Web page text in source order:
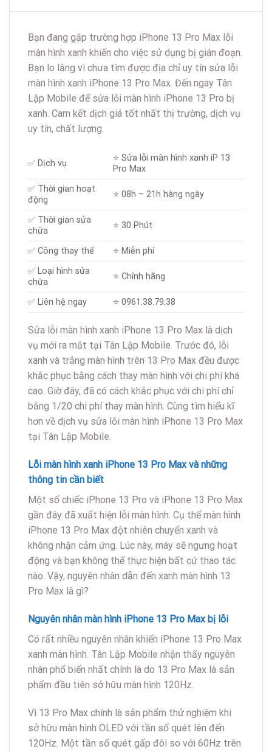
Bạn đang gặp trường hợp iPhone 13 Pro Max lỗi
màn hình xanh khiến cho việc sử dụng bị gián đoạn.
Bạn lo lắng vì chưa tìm được địa chỉ uy tín sửa lỗi
màn hình xanh iPhone 13 Pro Max. Đến ngay Tân
Lập Mobile để sửa lỗi màn hình iPhone 13 Pro bị
xanh. Cam kết dịch giá tốt nhất thị trường, dịch vụ
uy tín, chất lượng.
✅ Dịch vụ
⭐️ Sửa lỗi màn hình xanh iP 13
Pro Max
✅ Thời gian hoạt
động
⭐️ 08h – 21h hàng ngày
✅ Thời gian sửa
chữa
⭐️ 30 Phút
✅ Công thay thế
⭐️ Miễn phí
✅ Loại hình sửa
chữa
⭐️ Chính hãng
✅ Liên hệ ngay ⭐️0961.38.79.38
Sửa lỗi màn hình xanh iPhone 13 Pro Max là dịch
vụ mới ra mắt tại Tân Lập Mobile. Trước đó, lỗi
xanh và trắng màn hình trên 13 Pro Max đều được
khắc phục bằng cách thay màn hình với chi phí khá
cao. Giờ đây, đã có cách khắc phục với chi phí chỉ
bằng 1/20 chi phí thay màn hình. Cùng tìm hiểu kĩ
hơn về dịch vụ sửa lỗi màn hình iPhone 13 Pro Max
tại Tân Lập Mobile.
Lỗi màn hình xanh iPhone 13 Pro Max và những
thông tin cần biết
Một số chiếc iPhone 13 Pro và iPhone 13 Pro Max
gần đây đã xuất hiện lỗi màn hình. Cụ thể màn hình
iPhone 13 Pro Max đột nhiên chuyển xanh và
không nhận cảm ứng. Lúc này, máy sẽ ngưng hoạt
động và bạn không thể thực hiện bất cứ thao tác
nào. Vậy, nguyên nhân dẫn đến xanh màn hình 13
Pro Max là gì?
Nguyên nhân màn hình iPhone 13 Pro Max bị lỗi
Có rất nhiều nguyên nhân khiến iPhone 13 Pro Max
xanh màn hình. Tân Lập Mobile nhận thấy nguyên
nhân phổ biến nhất chính là do 13 Pro Max là sản
phẩm đầu tiên sở hữu màn hình 120Hz.
Vì 13 Pro Max chính là sản phẩm thử nghiệm khi
sở hữu màn hình OLED với tần số quét lên đến
120Hz. Một tần số quét gấp đôi so với 60Hz trên